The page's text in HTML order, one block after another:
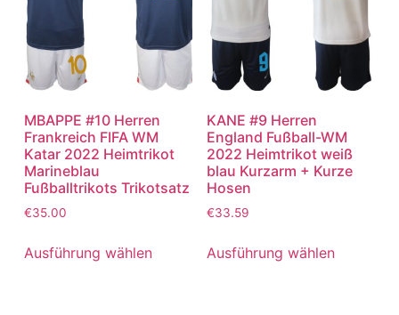
MBAPPE #10 Herren
Frankreich FIFA WM
Katar 2022 Heimtrikot
Marineblau
Fußballtrikots Trikotsatz
€35.00
Ausführung wählen
KANE #9 Herren
England Fußball-WM
2022 Heimtrikot weiß
blau Kurzarm + Kurze
Hosen
€33.59
Ausführung wählen